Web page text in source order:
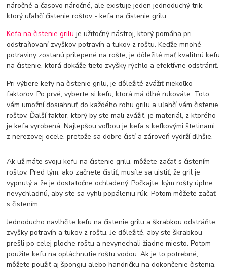
náročné a časovo náročné, ale existuje jeden jednoduchý trik,
ktorý uľahčí čistenie roštov - kefa na čistenie grilu.
Kefa na čistenie grilu je užitočný nástroj, ktorý pomáha pri
odstraňovaní zvyškov potravín a tukov z roštu. Keďže mnohé
potraviny zostanú prilepené na rošte, je dôležité mať kvalitnú kefu
na čistenie, ktorá dokáže tieto zvyšky rýchlo a efektívne odstrániť.
Pri výbere kefy na čistenie grilu, je dôležité zvážiť niekoľko
faktorov. Po prvé, vyberte si kefu, ktorá má dlhé rukoväte. Toto
vám umožní dosiahnuť do každého rohu grilu a uľahčí vám čistenie
roštov. Ďalší faktor, ktorý by ste mali zvážiť, je materiál, z ktorého
je kefa vyrobená. Najlepšou voľbou je kefa s kefkovými štetinami
z nerezovej ocele, pretože sa dobre čistí a zároveň vydrží dlhšie.
Ak už máte svoju kefu na čistenie grilu, môžete začať s čistením
roštov. Pred tým, ako začnete čistiť, musíte sa uistiť, že gril je
vypnutý a že je dostatočne ochladený. Počkajte, kým rošty úplne
nevychladnú, aby ste sa vyhli popáleniu rúk. Potom môžete začať
s čistením.
Jednoducho navlhčite kefu na čistenie grilu a škrabkou odstráňte
zvyšky potravín a tukov z roštu. Je dôležité, aby ste škrabkou
prešli po celej ploche roštu a nevynechali žiadne miesto. Potom
použite kefu na opláchnutie roštu vodou. Ak je to potrebné,
môžete použiť aj špongiu alebo handričku na dokončenie čistenia.